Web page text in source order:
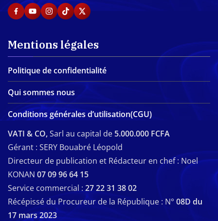
Mentions légales
Politique de confidentialité
Qui sommes nous
Conditions générales d’utilisation(CGU)
VATI & CO,Sarl au capital de 5.000.000 FCFA
Gérant : SERY Bouabré Léopold
Directeur de publication et Rédacteur en chef : Noel
KONAN 07 09 96 64 15
Service commercial : 27 22 31 38 02
Récépissé du Procureur de la République : N° 08D du
17 mars 2023